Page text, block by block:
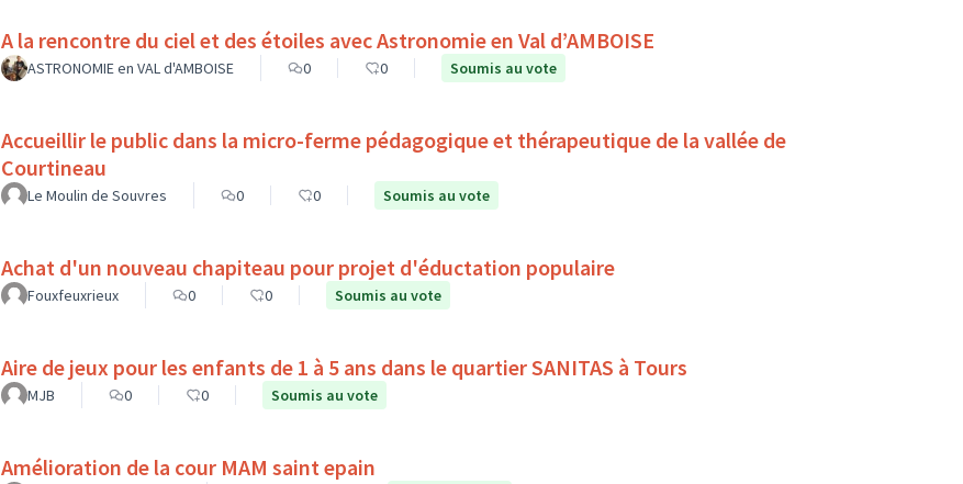
A la rencontre du ciel et des étoiles avec Astronomie en Val d’AMBOISE
ASTRONOMIE en VAL d'AMBOISE 0 0 Soumis au vote
Accueillir le public dans la micro-ferme pédagogique et thérapeutique de la vallée de
Courtineau
Le Moulin de Souvres 0 0 Soumis au vote
Achat d'un nouveau chapiteau pour projet d'éductation populaire
Fouxfeuxrieux 0 0 Soumis au vote
Aire de jeux pour les enfants de 1 à 5 ans dans le quartier SANITAS à Tours
MJB 0 0 Soumis au vote
Amélioration de la cour MAM saint epain